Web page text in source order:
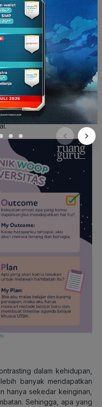
tentu kita perlu
tahap ini penting nih untuk
kamu lakukan. Pasti kita
maka”?
memikirkan jika kita tahu
(y). Misalnya, Jika
mencari metode balajar
dalam kehidupan,
banyak mendapatkan
hanya sekedar keinginan,
Sehingga, apa yang